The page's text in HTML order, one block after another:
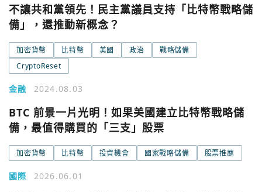
不讓共和黨領先！民主黨議員支持「比特幣戰略儲
備」，還推動新概念？
加密貨幣 比特幣 美國 政治
戰略儲備
CryptoReset
金融 2024.08.03
BTC 前景一片光明！如果美國建立比特幣戰略儲
備，最值得購買的「三支」股票
加密貨幣 比特幣 投資機會 國家戰略儲備 股票推薦
國際 2026.06.01
Email
繼續表示您已同意
關閉